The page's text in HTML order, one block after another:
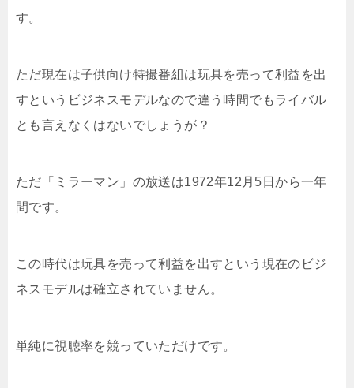
す。
ただ現在は子供向け特撮番組は玩具を売って利益を出
すというビジネスモデルなので違う時間でもライバル
とも言えなくはないでしょうが？
ただ「ミラーマン」の放送は1972年12月5日から一年
間です。
この時代は玩具を売って利益を出すという現在のビジ
ネスモデルは確立されていません。
単純に視聴率を競っていただけです。